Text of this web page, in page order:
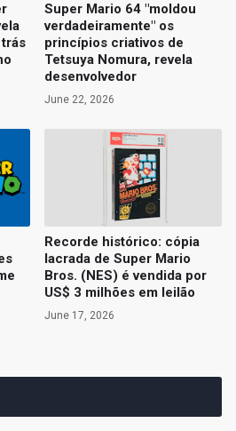
Super Mario 64 "moldou
verdadeiramente" os
princípios criativos de
Tetsuya Nomura, revela
desenvolvedor
June 22, 2026
Recorde histórico: cópia
lacrada de Super Mario
Bros. (NES) é vendida por
US$ 3 milhões em leilão
June 17, 2026